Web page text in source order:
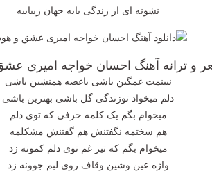
نشونه ای از زندگی بایه جهان زیباییه
و ترانه آهنگ احسان خواجه امیری
نبینمت غمگین باشی باغصه همنشین باشی
دلم میخواد توزندگی گل باشی بهترین باشی
میخوام بگم یک کلمه حرفی که توی دلم
هم سختمه نگفتنش هم گفتنش مشکلمه
میخوام بگم که تیر غم توی دلم کمونه زد
واژه عین وشین وقاف روی لبم جوونه زد